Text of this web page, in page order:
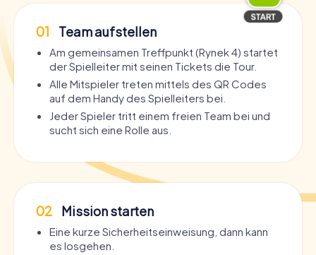
01 Team aufstellen
Am gemeinsamen Treffpunkt (Rynek 4) startet
der Spielleiter mit seinen Tickets die Tour.
Alle Mitspieler treten mittels des QR Codes
auf dem Handy des Spielleiters bei.
Jeder Spieler tritt einem freien Team bei und
sucht sich eine Rolle aus.
02 Mission starten
Eine kurze Sicherheitseinweisung, dann kann
es losgehen.